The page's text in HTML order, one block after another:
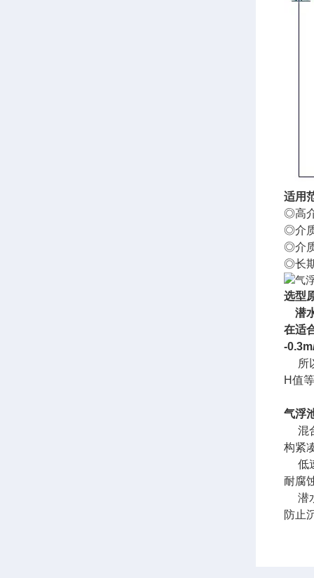
适用
◎高
◎介
◎介
◎长
选型
潜
在适
-
所
H值
气浮
混
构紧
低
耐腐
潜
防止